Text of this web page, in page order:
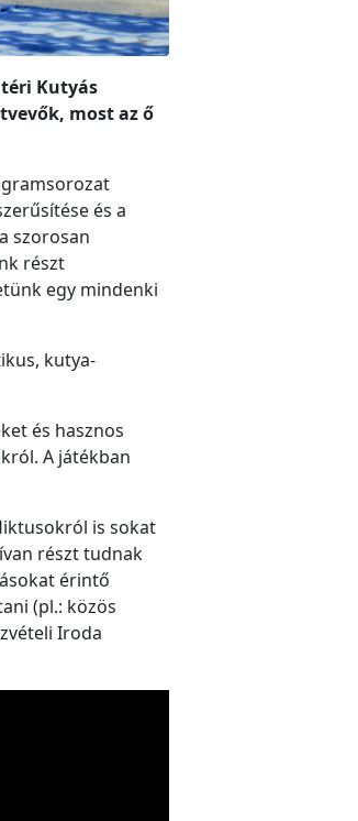
Kutyás
most az ő
és a
szorosan
részt
egy mindenki
kutya-
és hasznos
A játékban
is sokat
részt tudnak
érintő
(pl.: közös
Iroda